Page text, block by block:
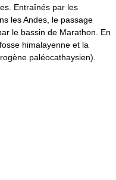
Entraînés par les
les Andes, le passage
le bassin de Marathon. En
himalayenne et la
paléocathaysien).